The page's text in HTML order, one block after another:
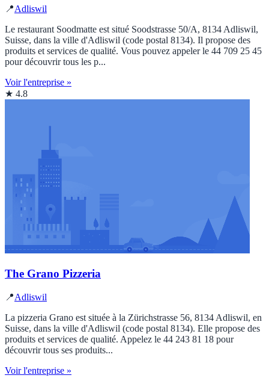
📍Adliswil
Le restaurant Soodmatte est situé Soodstrasse 50/A, 8134 Adliswil,
Suisse, dans la ville d'Adliswil (code postal 8134). Il propose des
produits et services de qualité. Vous pouvez appeler le 44 709 25 45
pour découvrir tous les p...
Voir l'entreprise »
★ 4.8
The Grano Pizzeria
📍Adliswil
La pizzeria Grano est située à la Zürichstrasse 56, 8134 Adliswil, en
Suisse, dans la ville d'Adliswil (code postal 8134). Elle propose des
produits et services de qualité. Appelez le 44 243 81 18 pour
découvrir tous ses produits...
Voir l'entreprise »